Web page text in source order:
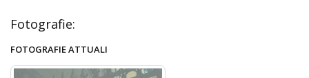
Fotografie:
FOTOGRAFIE ATTUALI